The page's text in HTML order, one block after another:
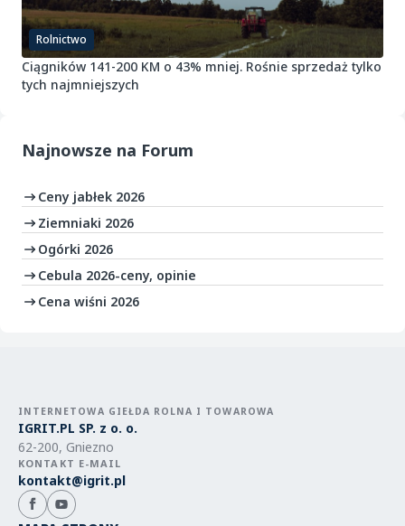
Rolnictwo
Ciągników 141-200 KM o 43% mniej. Rośnie sprzedaż tylko
tych najmniejszych
Najnowsze na Forum
Ceny jabłek 2026
Ziemniaki 2026
Ogórki 2026
Cebula 2026-ceny, opinie
Cena wiśni 2026
INTERNETOWA GIEŁDA ROLNA I TOWAROWA
IGRIT.PL SP. z o. o.
62-200, Gniezno
KONTAKT E-MAIL
kontakt@igrit.pl